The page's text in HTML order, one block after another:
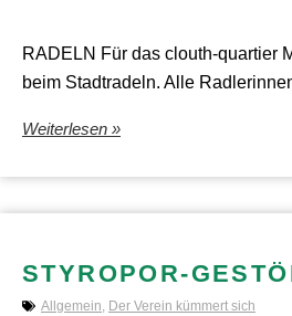
RADELN Für das clouth-quartier
beim Stadtradeln. Alle
Weiterlesen »
STYROPOR-
Allgemein, Der Verein kümmert sich